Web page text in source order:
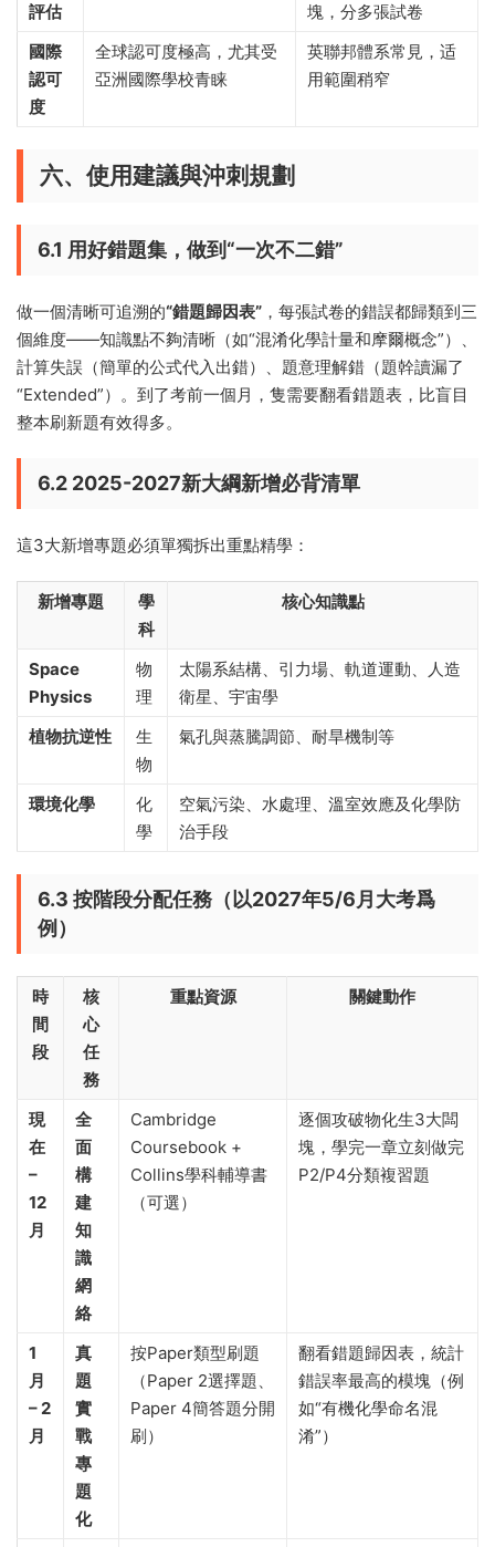
評估
塊，分多張試卷
國際
認可
度
全球認可度極高，尤其受
亞洲國際學校青睐
英聯邦體系常見，适
用範圍稍窄
六、使用建議與沖刺規劃
6.1 用好錯題集，做到“一次不二錯”
做一個清晰可追溯的“錯題歸因表” ，每張試卷的錯誤都歸類到三
個維度——知識點不夠清晰（如“混淆化學計量和摩爾概念”）、
計算失誤（簡單的公式代入出錯）、題意理解錯（題幹讀漏了
“Extended”）。到了考前一個月，隻需要翻看錯題表，比盲目
整本刷新題有效得多。
6.2 2025-2027新大綱新增必背清單
這3大新增專題必須單獨拆出重點精學：
新增專題
學
科
核心知識點
Space
Physics
物
理
太陽系結構、引力場、軌道運動、人造
衛星、宇宙學
植物抗逆性
生
物
氣孔與蒸騰調節、耐旱機制等
環境化學
化
學
空氣污染、水處理、溫室效應及化學防
治手段
6.3 按階段分配任務（以2027年5/6月大考爲
例）
時
間
段
核
心
任
務
重點資源 關鍵動作
現
在
–
12
月
全
面
構
建
知
識
網
絡
Cambridge
Coursebook +
Collins學科輔導書
（可選）
逐個攻破物化生3大闆
塊，學完一章立刻做完
P2/P4分類複習題
1
月
– 2
月
真
題
實
戰
專
題
化
按Paper類型刷題
（Paper 2選擇題、
Paper 4簡答題分開
刷）
翻看錯題歸因表，統計
錯誤率最高的模塊（例
如“有機化學命名混
淆”）